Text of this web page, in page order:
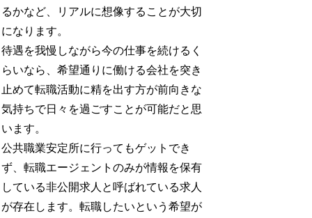
るかなど、リアルに想像することが大切
になります。
待遇を我慢しながら今の仕事を続けるく
らいなら、希望通りに働ける会社を突き
止めて転職活動に精を出す方が前向きな
気持ちで日々を過ごすことが可能だと思
います。
公共職業安定所に行ってもゲットでき
ず、転職エージェントのみが情報を保有
している非公開求人と呼ばれている求人
が存在します。転職したいという希望が